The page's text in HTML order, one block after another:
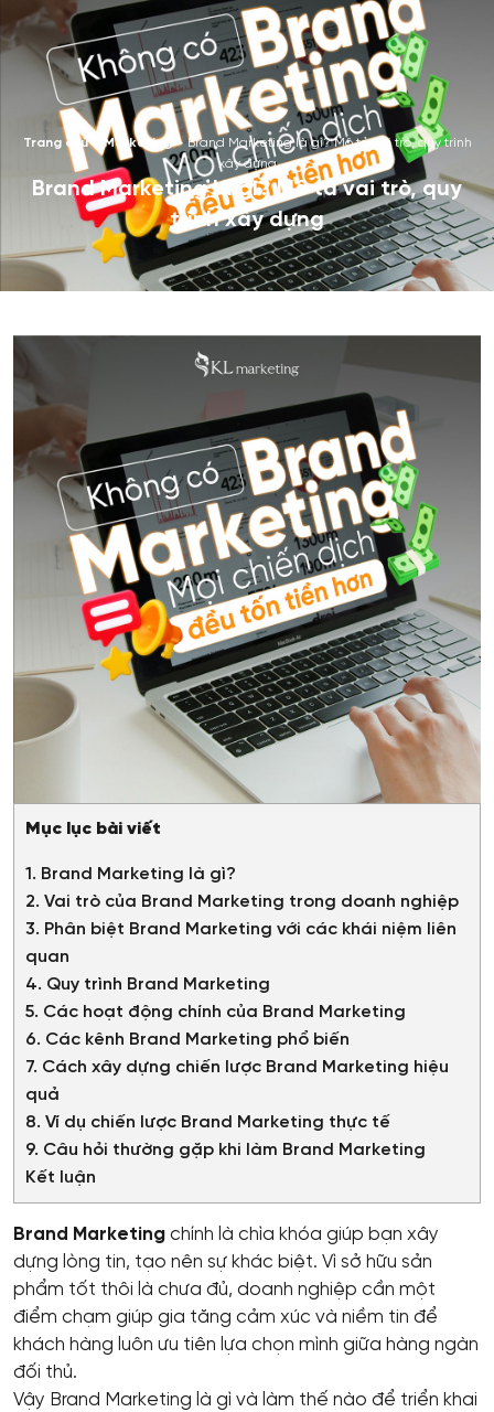
Trang chủ– Marketing–Brand Marketing là gì? Mô tả vai trò, quy trình
xây dựng
Brand Marketing là gì? Mô tả vai trò, quy
trình xây dựng
Mục lục bài viết
1. Brand Marketing là gì?
2. Vai trò của Brand Marketing trong doanh nghiệp
3. Phân biệt Brand Marketing với các khái niệm liên
quan
4. Quy trình Brand Marketing
5. Các hoạt động chính của Brand Marketing
6. Các kênh Brand Marketing phổ biến
7. Cách xây dựng chiến lược Brand Marketing hiệu
quả
8. Ví dụ chiến lược Brand Marketing thực tế
9. Câu hỏi thường gặp khi làm Brand Marketing
Kết luận
Brand Marketing chính là chìa khóa giúp bạn xây
dựng lòng tin, tạo nên sự khác biệt. Vì sở hữu sản
phẩm tốt thôi là chưa đủ, doanh nghiệp cần một
điểm chạm giúp gia tăng cảm xúc và niềm tin để
khách hàng luôn ưu tiên lựa chọn mình giữa hàng ngàn
đối thủ.
Vậy Brand Marketing là gì và làm thế nào để triển khai